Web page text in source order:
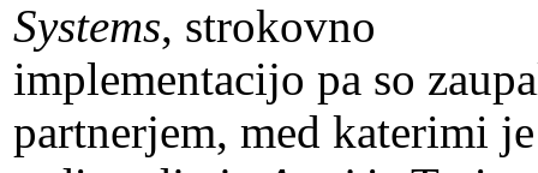
Systems, strokovno
implementacijo pa so
partnerjem, med katerimi je